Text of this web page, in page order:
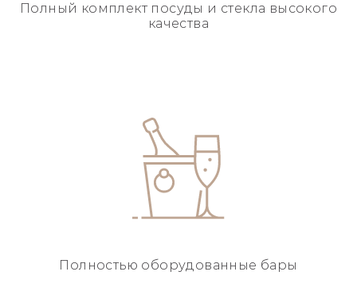
Полный комплект посуды и стекла высокого
качества
Полностью оборудованные бары